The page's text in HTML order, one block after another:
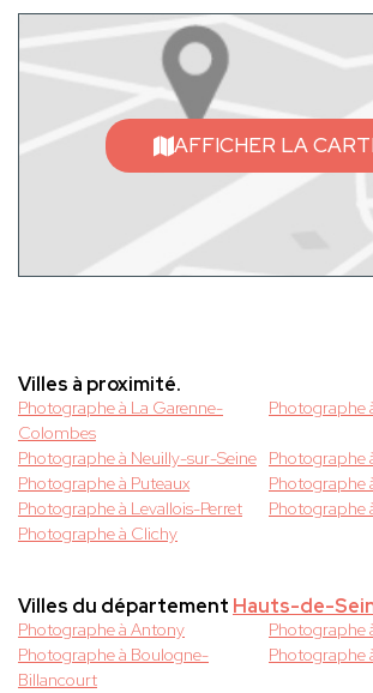
AFFICHER LA
Villes à proximité.
Photographe à La Garenne-
Colombes
Photographe
Photographe à Neuilly-sur-Seine
Photographe
Photographe à Puteaux
Photographe
Photographe à Levallois-Perret
Photographe
Photographe à Clichy
Villes du département Hauts-de-
Photographe à Antony
Photographe
Photographe à Boulogne-
Billancourt
Photographe